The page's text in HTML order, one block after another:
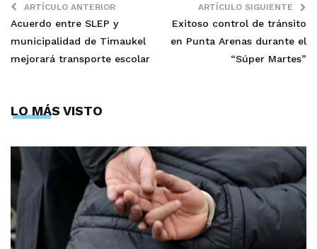
ARTÍCULO ANTERIOR
Acuerdo entre SLEP y
municipalidad de Timaukel
mejorará transporte escolar
ARTÍCULO SIGUIENTE
Exitoso control de tránsito
en Punta Arenas durante el
“Súper Martes”
LO MÁS VISTO